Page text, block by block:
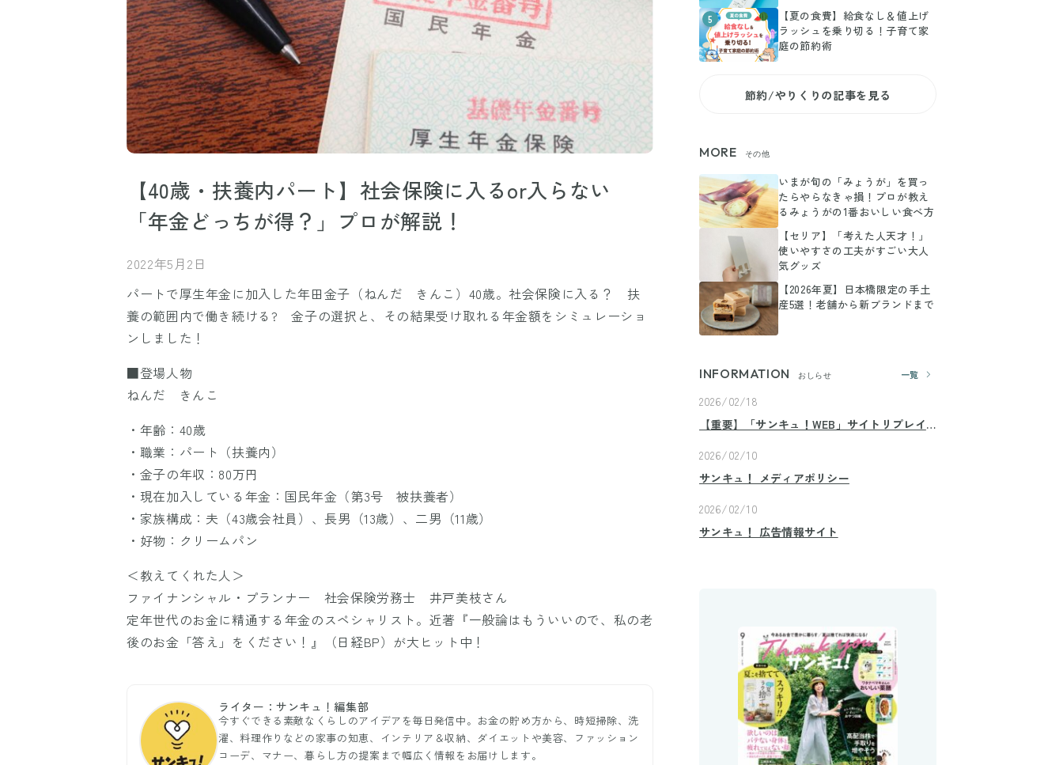
【40歳・扶養内パート】社会保険に入るor入らない
「年金どっちが得？」プロが解説！
2022年5月2日
パートで厚生年金に加入した年田金子（ねんだ きんこ）40歳。社会保険に入る？ 扶
養の範囲内で働き続ける? 金子の選択と、その結果受け取れる年金額をシミュレーショ
ンしました！
■登場人物
ねんだ きんこ
・年齢：40歳
・職業：パート（扶養内）
・金子の年収：80万円
・現在加入している年金：国民年金（第3号 被扶養者）
・家族構成：夫（43歳会社員）、長男（13歳）、二男（11歳）
・好物：クリームパン
＜教えてくれた人＞
ファイナンシャル・プランナー 社会保険労務士 井戸美枝さん
定年世代のお金に精通する年金のスペシャリスト。近著『一般論はもういいので、私の老
後のお金「答え」をください！』（日経BP）が大ヒット中！
ライター：サンキュ！編集部
今すぐできる素敵なくらしのアイデアを毎日発信中。お金の貯め方から、時短掃除、洗
濯、料理作りなどの家事の知恵、インテリア＆収納、ダイエットや美容、ファッション
コーデ、マナー、暮らし方の提案まで幅広く情報をお届けします。
5
【夏の食費】給食なし＆値上げ
ラッシュを乗り切る！子育て家
庭の節約術
節約/やりくりの記事を見る
MORE その他
いまが旬の「みょうが」を買っ
たらやらなきゃ損！プロが教え
るみょうがの1番おいしい食べ方
【セリア】「考えた人天才！」
使いやすさの工夫がすごい大人
気グッズ
【2026年夏】日本橋限定の手土
産5選！老舗から新ブランドまで
INFORMATION おしらせ 一覧
2026/02/18
【重要】「サンキュ！WEB」サイトリプレイ
2026/02/10
サンキュ！ メディアポリシー
2026/02/10
サンキュ！ 広告情報サイト